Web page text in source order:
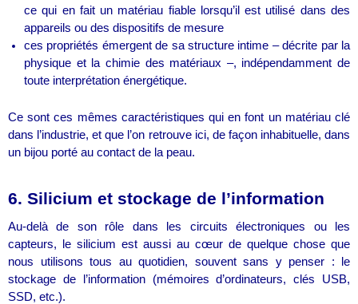
ce qui en fait un matériau fiable lorsqu’il est utilisé dans des
appareils ou des dispositifs de mesure
ces propriétés émergent de sa structure intime – décrite par la
physique et la chimie des matériaux –, indépendamment de
toute interprétation énergétique.
Ce sont ces mêmes caractéristiques qui en font un matériau clé
dans l’industrie, et que l’on retrouve ici, de façon inhabituelle, dans
un bijou porté au contact de la peau.
6. Silicium et stockage de l’information
Au-delà de son rôle dans les circuits électroniques ou les
capteurs, le silicium est aussi au cœur de quelque chose que
nous utilisons tous au quotidien, souvent sans y penser : le
stockage de l’information (mémoires d’ordinateurs, clés USB,
SSD, etc.).